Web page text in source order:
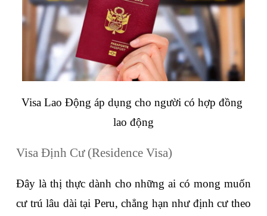
Visa Lao Động áp dụng cho người có hợp đồng
lao động
Visa Định Cư (Residence Visa)
Đây là thị thực dành cho những ai có mong muốn
cư trú lâu dài tại Peru, chẳng hạn như định cư theo